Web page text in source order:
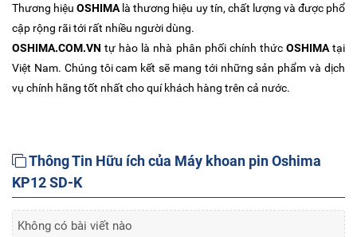
Thương hiệu OSHIMA là thương hiệu uy tín, chất lượng và được phổ
cập rộng rãi tới rất nhiều người dùng.
OSHIMA.COM.VN tự hào là nhà phân phối chính thức OSHIMAtại
Việt Nam. Chúng tôi cam kết sẽ mang tới những sản phẩm và dịch
vụ chính hãng tốt nhất cho quí khách hàng trên cả nước.
Thông Tin Hữu ích của Máy khoan pin Oshima
KP12 SD-K
Không có bài viết nào